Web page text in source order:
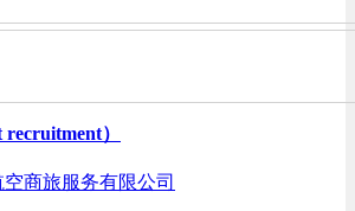
）
商旅服务有限公司